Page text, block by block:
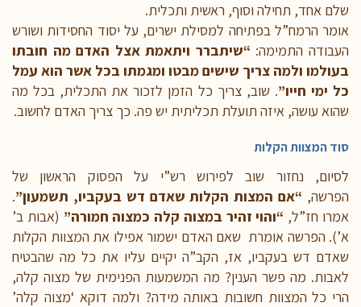
שלם אחד, תחילה וסוף, ראשית ותכלית.
אומר הרמח”ל בפתיחה למסילת ישרים, על יסוד החסידות ושורש
העבודה התמימה: “שיתברר ויתאמת אצל האדם מה חובתו
בעולמו ולמה צריך שישים מבטו ומגמתו בכל אשר הוא עמל
כל ימי חייו”. שוב, צריך כל הזמן לזכור את התכלית, בכל מה
שהוא עושה, איזה תועלת תכליתית יש פה. כך צריך האדם לחשוב.
סוד המצוות הקלות
לסיום, נחזור שוב לפירוש רש”י על הפסוק הראשון של
הפרשה, “אם המצות הקלות שאדם דש בעקביו, תשמעון”.
אמרו חז”ל, “והוי זהיר במצוה קלה כמצוה חמורה” (אבות ב’
א’). הפרשה אומרת שאם האדם ישמור אפילו את המצוות הקלות
שאדם דש בעקביו, אז, הקב”ה יקיים עליו את כל מה שהבטיח
לאבות. מה פשר הענין? מה המשמעות הפנימית של מצוה קלה,
הרי כל המצוות חשובות באותה מידה? ולמה דוקא ‘מצוה קלה’